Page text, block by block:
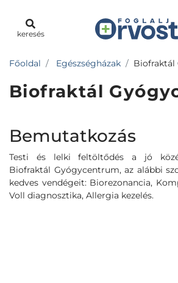
keresés
Főoldal Egészségházak Biofraktál
Biofraktál
Bemutatkozás
Testi és lelki feltöltődés a jó
Biofraktál Gyógycentrum, az alábbi
kedves vendégeit: Biorezonancia,
Voll diagnosztika, Allergia kezelés.